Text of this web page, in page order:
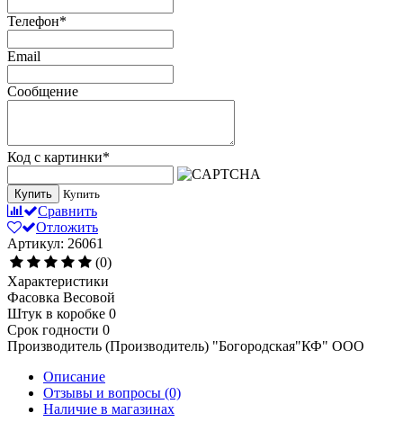
Телефон*
Email
Сообщение
Код с картинки*
Купить Купить
Сравнить
Отложить
Артикул: 26061
(0)
Характеристики
Фасовка Весовой
Штук в коробке 0
Срок годности 0
Производитель (Производитель) "Богородская"КФ" ООО
Описание
Отзывы и вопросы (0)
Наличие в магазинах